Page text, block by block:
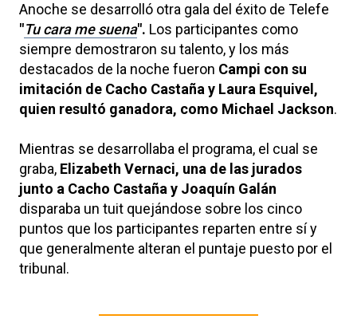
Anoche se desarrolló otra gala del éxito de Telefe
"Tu cara me suena". Los participantes como
siempre demostraron su talento, y los más
destacados de la noche fueron Campi con su
imitación de Cacho Castaña y Laura Esquivel,
quien resultó ganadora, como Michael Jackson.
Mientras se desarrollaba el programa, el cual se
graba, Elizabeth Vernaci, una de las jurados
junto a Cacho Castaña y Joaquín Galán
disparaba un tuit quejándose sobre los cinco
puntos que los participantes reparten entre sí y
que generalmente alteran el puntaje puesto por el
tribunal.